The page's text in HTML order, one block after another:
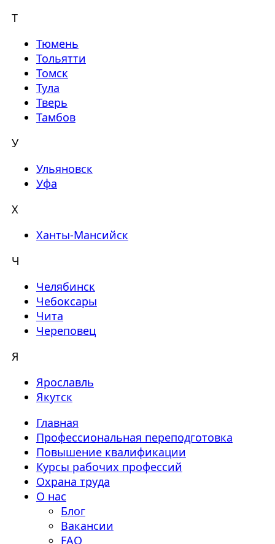
Т
Тюмень
Тольятти
Томск
Тула
Тверь
Тамбов
У
Ульяновск
Уфа
Х
Ханты-Мансийск
Ч
Челябинск
Чебоксары
Чита
Череповец
Я
Ярославль
Якутск
Главная
Профессиональная переподготовка
Повышение квалификации
Курсы рабочих профессий
Охрана труда
О нас
Блог
Вакансии
FAQ